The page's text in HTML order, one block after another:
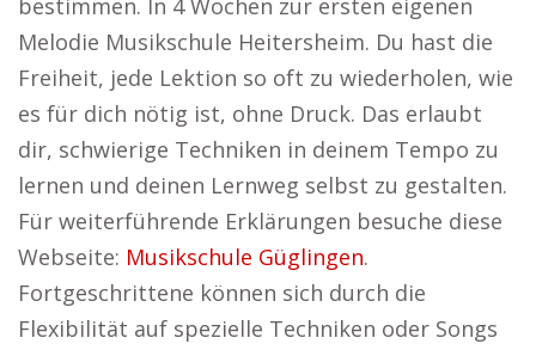
bestimmen. In 4 Wochen zur ersten eigenen
Melodie Musikschule Heitersheim. Du hast die
Freiheit, jede Lektion so oft zu wiederholen, wie
es für dich nötig ist, ohne Druck. Das erlaubt
dir, schwierige Techniken in deinem Tempo zu
lernen und deinen Lernweg selbst zu gestalten.
Für weiterführende Erklärungen besuche diese
Webseite: Musikschule Güglingen.
Fortgeschrittene können sich durch die
Flexibilität auf spezielle Techniken oder Songs